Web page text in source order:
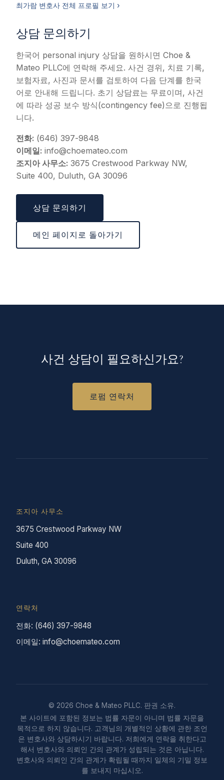
최가람 변호사 전체 프로필 보기 ›
상담 문의하기
한국어 personal injury 상담을 원하시면 Choe &
Mateo PLLC에 연락해 주세요. 사건 경위, 치료 기록,
보험자료, 사진과 문서를 검토하여 다음 단계를 한국
어로 안내해 드립니다. 초기 상담료는 무료이며, 사건
에 따라 성공 보수 방식(contingency fee)으로 진행됩
니다.
전화: (646) 397-9848
이메일: info@choemateo.com
조지아 사무소: 3675 Crestwood Parkway NW,
Suite 400, Duluth, GA 30096
상담 문의하기
메인 페이지로 돌아가기
사건 상담이 필요하신가요?
로펌 연락처
조지아 사무소
3675 Crestwood Parkway NW
Suite 400
Duluth, GA 30096
연락처
전화: (646) 397-9848
이메일: info@choemateo.com
© 2026 Choe & Mateo PLLC. 판권 소유.
본 사이트에 포함된 정보는 법률 자문이 아니며 법률 자문을
목적으로 하지 않습니다. 고객님의 개별적인 상황에 관한 조언
은 변호사와 상담하시기 바랍니다. 저희에게 연락을 취한다고
해서 변호사와 의뢰인 간의 관계가 성립되는 것은 아닙니다.
변호사와 의뢰인 간의 관계가 확립될 때까지 일체의 기밀 정보
를 보내지 마십시오.